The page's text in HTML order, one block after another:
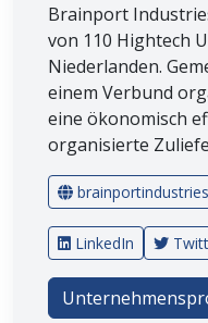
Brainport
von 110 Hightech
Niederlanden.
einem Verbund
eine ökonomisch
organisierte
LinkedIn